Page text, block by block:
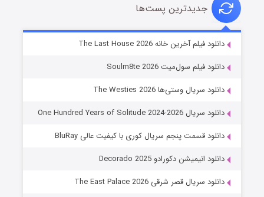
شوگر فصل ۲
خاندان اژدها فصل ۳
جدیدترین پست‌ها
دانلود فیلم آخرین خانه The Last House 2026
دانلود فیلم سول‌میت Soulm8te 2026
دانلود سریال وستی‌ها The Westies 2026
دانلود سریال One Hundred Years of Solitude 2024-2026
دانلود قسمت پنجم سریال کوری با کیفیت عالی BluRay
دانلود انیمیشن دکورادو Decorado 2025
دانلود سریال قصر شرقی The East Palace 2026